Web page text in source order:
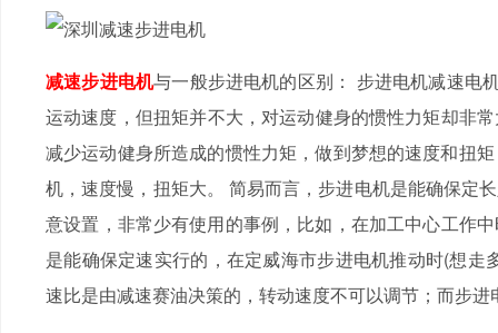
减速步进电机与一般步进电机的区别： 步进电机减速
运动速度，但扭矩并不大，对运动健身的惯性力矩却非常
减少运动健身所造成的惯性力矩，做到梦想的速度和扭矩
机，速度慢，扭矩大。 简易而言，步进电机是能确保
意设置，非常少有使用的事例，比如，在加工中心工
是能确保定速实行的，在定威海市步进电机推动时(想走
速比是由减速赛油决策的，转动速度不可以调节；而步进